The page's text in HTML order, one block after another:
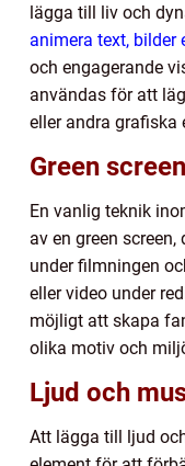
lägga till liv och
animera text, bilder
och engagerande
användas för att
eller andra grafiska
Green
En vanlig teknik
av en green
under filmningen
eller video under
möjligt att skapa
olika motiv och
Ljud och
Att lägga till ljud